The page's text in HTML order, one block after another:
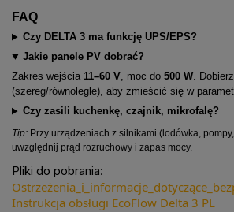
FAQ
Czy DELTA 3 ma funkcję UPS/EPS?
Jakie panele PV dobrać?
Zakres wejścia 11–60 V, moc do 500 W.
(szereg/równolegle), aby zmieścić się w
Czy zasili kuchenkę, czajnik, mikrofalę?
Tip: Przy urządzeniach z silnikami (lodówka,
uwzględnij prąd rozruchowy i zapas mocy.
Pliki do pobrania:
Instrukcja obsługi EcoFlow Delta 3 PL